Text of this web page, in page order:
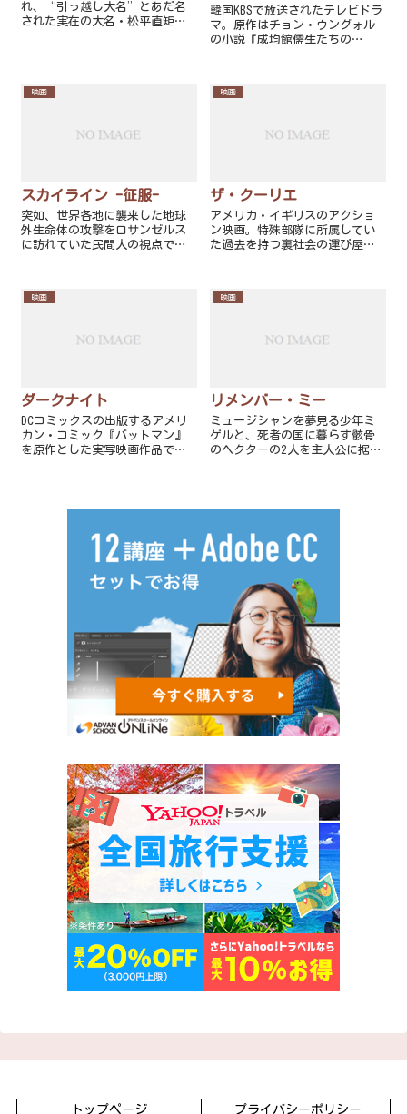
れ、“引っ越し大名”とあだ名
された実在の大名・松平直矩を
韓国KBSで放送されたテレビドラ
マ。原作はチョン・ウングォル
の小説『成均館儒生たちの
映画
スカイライン -征服-
突如、世界各地に襲来した地球
外生命体の攻撃をロサンゼルス
に訪れていた民間人の視点で描
映画
ザ・クーリエ
アメリカ・イギリスのアクショ
ン映画。特殊部隊に所属してい
た過去を持つ裏社会の運び屋の
映画
ダークナイト
DCコミックスの出版するアメリ
カン・コミック『バットマン』
を原作とした実写映画作品で、
品としては累計で6作品目とな
映画
リメンバー・ミー
ミュージシャンを夢見る少年ミ
ゲルと、死者の国に暮らす骸骨
のヘクターの2人を主人公に据
ている。
トップページ プライバシーポリシー